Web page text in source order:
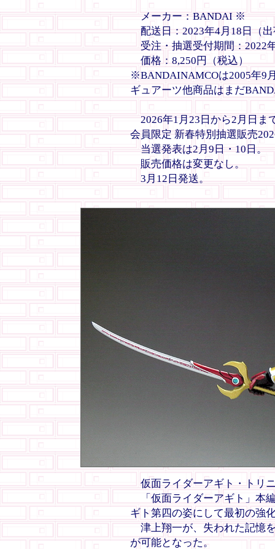
メーカー：BANDAI ※
配送日：2023年4月18日（出
受注・抽選受付期間：2022
価格：8,250円（税込）
※BANDAINAMCOは2005年9
ギュアーツ他商品はまだ
2026年1月23日から2月日ま
会員限定 新春特別抽選販売
当選発表は2月9日・10日。
販売価格は変更なし。
3月12日発送。
仮面ライダーアギト・トリ
「仮面ライダーアギト」本
ギト第四の姿にして最初の強
津上翔一が、失われた記憶
が可能となった。